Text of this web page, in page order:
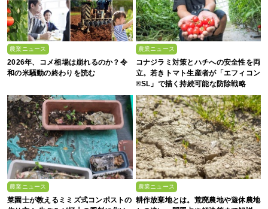
農業ニュース
2026年、コメ相場は崩れるのか？令
和の米騒動の終わりを読む
農業ニュース
コナジラミ対策とハチへの安全性を両
立。若きトマト生産者が「エフィコン
®SL」で描く持続可能な防除戦略
農業ニュース
菜園士が教えるミミズ式コンポストの
農業ニュース
耕作放棄地とは。荒廃農地や遊休農地